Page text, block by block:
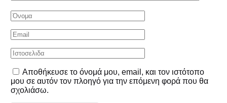
Αποθήκευσε το όνομά μου, email, και τον ιστότοπο
μου σε αυτόν τον πλοηγό για την επόμενη φορά που θα
σχολιάσω.